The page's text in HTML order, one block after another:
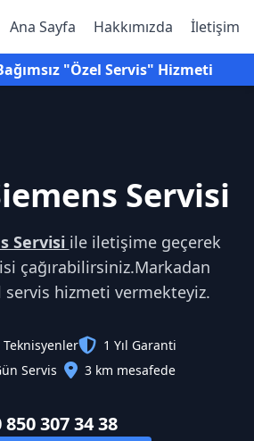
Ana Sayfa Hakkımızda İletişim
"Özel Servis" Hizmeti
Servisi
Servisi ile iletişime geçerek
çağırabilirsiniz.Markadan
servis hizmeti vermekteyiz.
Teknisyenler
1 Yıl Garanti
Servis
3 km mesafede
850 307 34 38